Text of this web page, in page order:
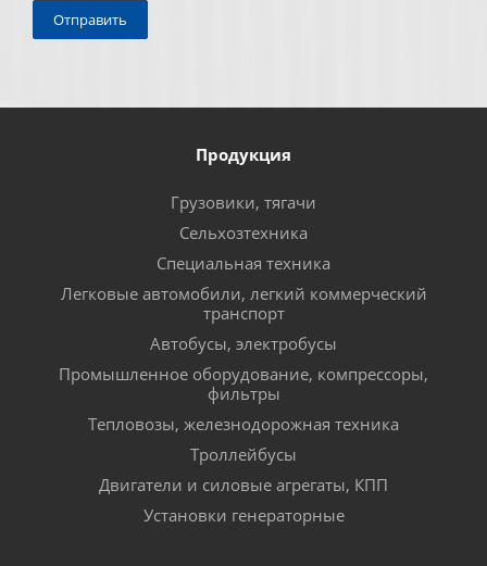
Продукция
Грузовики, тягачи
Сельхозтехника
Специальная техника
Легковые автомобили, легкий коммерческий
транспорт
Автобусы, электробусы
Промышленное оборудование, компрессоры,
фильтры
Тепловозы, железнодорожная техника
Троллейбусы
Двигатели и силовые агрегаты, КПП
Установки генераторные